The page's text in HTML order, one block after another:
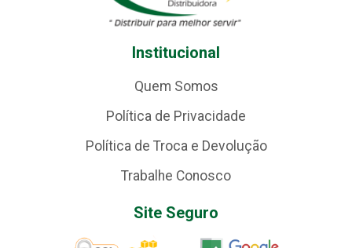
Institucional
Quem Somos
Política de Privacidade
Política de Troca e Devolução
Trabalhe Conosco
Site Seguro